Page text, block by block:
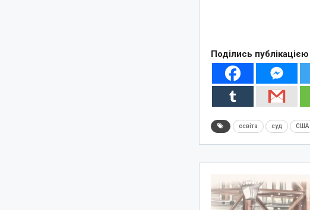
Поділись публікацією
освіта суд США